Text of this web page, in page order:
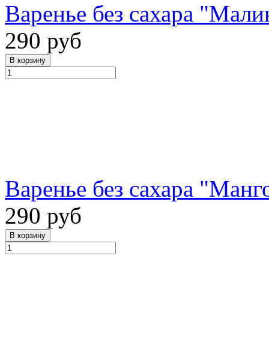
Варенье без сахара
290 руб
Варенье без сахара
290 руб